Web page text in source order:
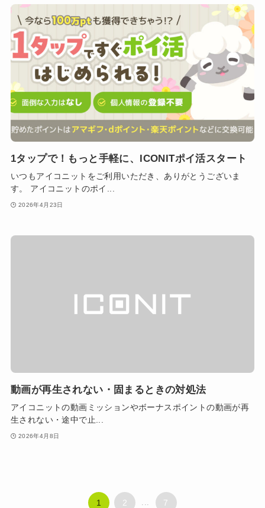
1タップで！もっと手軽に、ICONITポイ活スタート
いつもアイコニットをご利用いただき、ありがとうございま
す。 アイコニットのポイ...
2026年4月23日
動画が再生されない・固まるときの対処法
アイコニットの動画ミッションやボーナスポイントの動画が再
生されない・途中で止...
2026年4月8日
1 2 7